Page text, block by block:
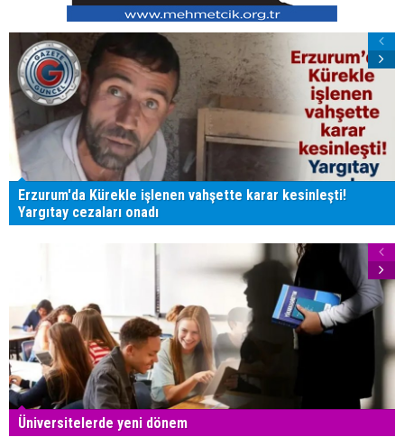
Erzurum'da Kürekle işlenen vahşette karar kesinleşti!
Yargıtay cezaları onadı
Üniversitelerde yeni dönem